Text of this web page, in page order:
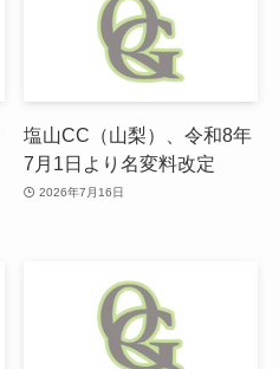
塩山CC（山梨）、令和8年
7月1日より名変料改定
2026年7月16日